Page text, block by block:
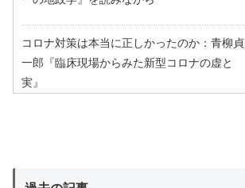
コロナ対策は本当に正しかったのか：青柳貞
一郎『臨床現場からみた新型コロナの虚と
実』